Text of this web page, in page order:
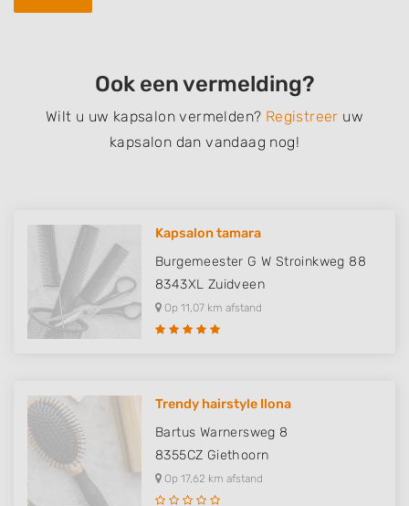
Ook een vermelding?
Wilt u uw kapsalon vermelden? Registreer uw
kapsalon dan vandaag nog!
Kapsalon tamara
Burgemeester G W Stroinkweg 88
8343XL Zuidveen
Op 11,07 km afstand
Trendy hairstyle Ilona
Bartus Warnersweg 8
8355CZ Giethoorn
Op 17,62 km afstand